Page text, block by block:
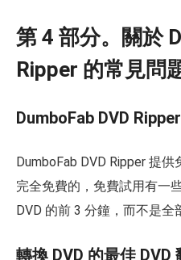
第 4 部分。關於
Ripper 的常見問
DumboFab DVD
DumboFab DVD Ripper 提
完全免費的，免費試用有一
DVD 的前 3 分鐘，而不是全
轉換 DVD 的最佳 DVD